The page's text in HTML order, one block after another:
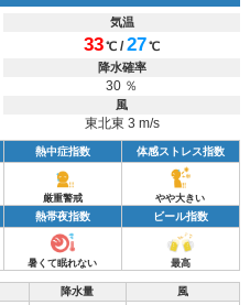
気温
33℃ /27℃
降水確率
30 ％
風
東北東 3 m/s
熱中症指数 体感ストレス指数
厳重警戒 やや大きい
熱帯夜指数 ビール指数
暑くて眠れない 最高
降水量 風